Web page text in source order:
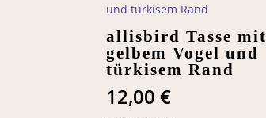
allisbird Tasse mit
gelbem Vogel und
türkisem Rand
12,00€